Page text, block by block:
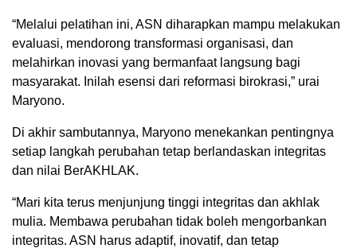
“Melalui pelatihan ini, ASN diharapkan mampu melakukan
evaluasi, mendorong transformasi organisasi, dan
melahirkan inovasi yang bermanfaat langsung bagi
masyarakat. Inilah esensi dari reformasi birokrasi,” urai
Maryono.
Di akhir sambutannya, Maryono menekankan pentingnya
setiap langkah perubahan tetap berlandaskan integritas
dan nilai BerAKHLAK.
“Mari kita terus menjunjung tinggi integritas dan akhlak
mulia. Membawa perubahan tidak boleh mengorbankan
integritas. ASN harus adaptif, inovatif, dan tetap